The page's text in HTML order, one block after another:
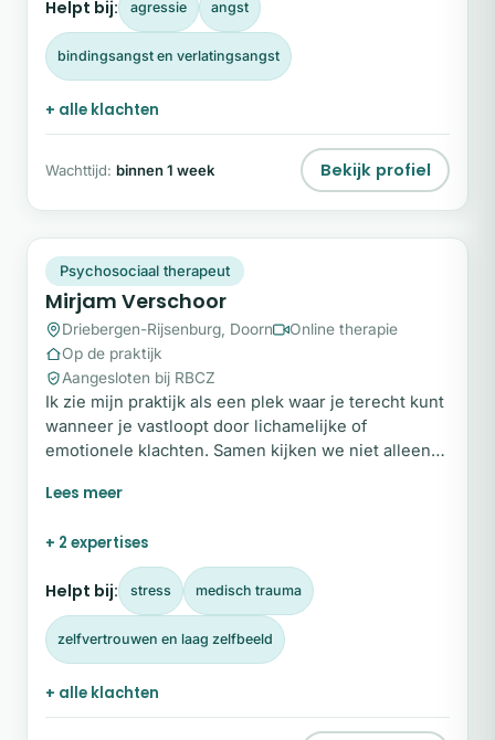
ervaringen mee om op maat gemaakte therapie en
(team)coaching te bieden.
Helpt bij: agressie angst
bindingsangst en verlatingsangst
+ alle klachten
Wachttijd: binnen 1 week Bekijk profiel
MV
Plek beschikbaar
Psychosociaal therapeut
Mirjam Verschoor
Driebergen-Rijsenburg, Doorn
Online therapie
Op de praktijk
Aangesloten bij RBCZ
Ik zie mijn praktijk als een plek waar je terecht kunt
wanneer je vastloopt door lichamelijke of
emotionele klachten. Samen kijken we niet alleen
een veilige en persoonlijke setting onderzoeken
vertrouwen te ervaren. Mijn specialisatie is
hypnotherapie. Niet als alternatief voor reguliere
zorg, maar als krachtige aanvulling daarop.
+ 2 expertises
Helpt bij: stress medisch trauma
zelfvertrouwen en laag zelfbeeld
+ alle klachten